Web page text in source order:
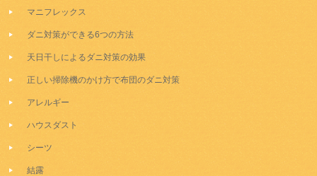
マニフレックス
ダニ対策ができる6つの方法
天日干しによるダニ対策の効果
正しい掃除機のかけ方で布団のダニ対策
アレルギー
ハウスダスト
シーツ
結露